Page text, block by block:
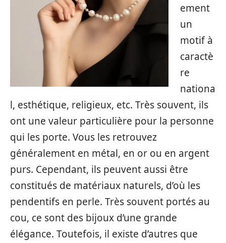
ement
un
motif à
caractè
re
nationa
l, esthétique, religieux, etc. Très souvent, ils
ont une valeur particulière pour la personne
qui les porte. Vous les retrouvez
généralement en métal, en or ou en argent
purs. Cependant, ils peuvent aussi être
constitués de matériaux naturels, d’où les
pendentifs en perle. Très souvent portés au
cou, ce sont des bijoux d’une grande
élégance. Toutefois, il existe d’autres que